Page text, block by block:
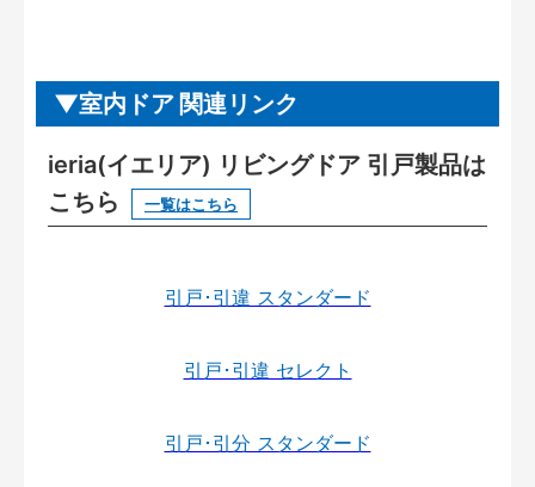
室内ドア 関連リンク
ieria(イエリア) リビングドア 引戸製品は
こちら
一覧はこちら
引戸･引違 スタンダード
引戸･引違 セレクト
引戸･引分 スタンダード